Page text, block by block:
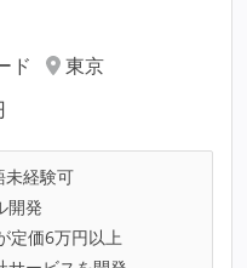
ド
東京
未経験可
開発
定価6万円以上